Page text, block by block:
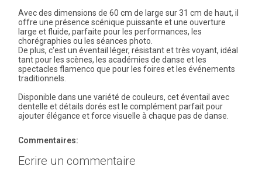
Avec des dimensions de 60 cm de large sur 31 cm de haut, il
offre une présence scénique puissante et une ouverture
large et fluide, parfaite pour les performances, les
chorégraphies ou les séances photo.
De plus, c'est un éventail léger, résistant et très voyant, idéal
tant pour les scènes, les académies de danse et les
spectacles flamenco que pour les foires et les événements
traditionnels.
Disponible dans une variété de couleurs, cet éventail avec
dentelle et détails dorés est le complément parfait pour
ajouter élégance et force visuelle à chaque pas de danse.
Commentaires:
Ecrire un commentaire